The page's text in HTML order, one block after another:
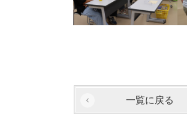
一覧に戻る